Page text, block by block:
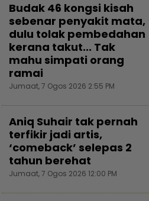
Budak 46 kongsi kisah
sebenar penyakit mata,
dulu tolak pembedahan
kerana takut... Tak
mahu simpati orang
ramai
Jumaat, 7 Ogos 2026 2:55 PM
Aniq Suhair tak pernah
terfikir jadi artis,
‘comeback’ selepas 2
tahun berehat
Jumaat, 7 Ogos 2026 12:00 PM